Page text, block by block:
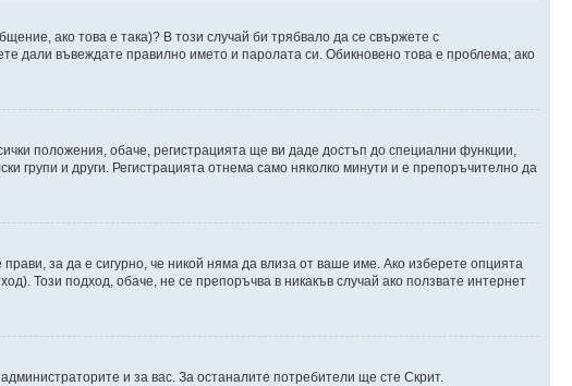
ако това е така)? В този случай би трябвало да се свържете с
дали въвеждате правилно името и паролата си. Обикновено това е проблема; ако
положения, обаче, регистрацията ще ви даде достъп до специални функции,
групи и други. Регистрацията отнема само няколко минути и е препоръчително да
за да е сигурно, че никой няма да влиза от ваше име. Ако изберете опцията
Този подход, обаче, не се препоръчва в никакъв случай ако ползвате интернет
и за вас. За останалите потребители ще сте Скрит.